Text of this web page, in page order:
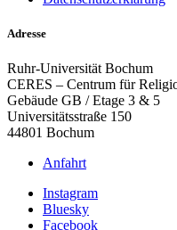
Adresse
Ruhr-Universität Bochum
CERES – Centrum für
Gebäude GB / Etage 3 & 5
Universitätsstraße 150
44801 Bochum
Anfahrt
Instagram
Bluesky
Facebook